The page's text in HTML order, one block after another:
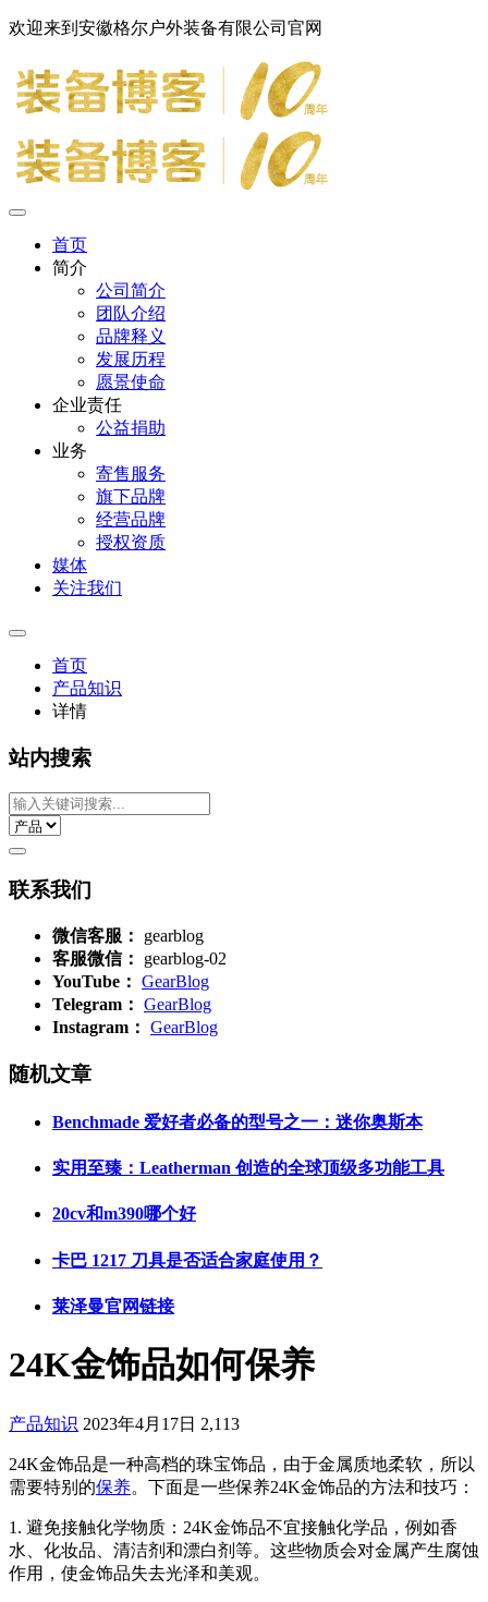
欢迎来到安徽格尔户外装备有限公司官网
首页
简介
公司简介
团队介绍
品牌释义
发展历程
愿景使命
企业责任
公益捐助
业务
寄售服务
旗下品牌
经营品牌
授权资质
媒体
关注我们
首页
产品知识
详情
站内搜索
联系我们
微信客服：
gearblog
客服微信：
gearblog-02
YouTube： GearBlog
Telegram： GearBlog
Instagram： GearBlog
随机文章
Benchmade 爱好者必备的型号之一：迷你奥斯本
实用至臻：Leatherman 创造的全球顶级多功能工具
20cv和m390哪个好
卡巴 1217 刀具是否适合家庭使用？
莱泽曼官网链接
24K金饰品如何保养
产品知识 2023年4月17日 2,113
24K金饰品是一种高档的珠宝饰品，由于金属质地柔软，所以
需要特别的保养。下面是一些保养24K金饰品的方法和技巧：
1. 避免接触化学物质：24K金饰品不宜接触化学品，例如香
水、化妆品、清洁剂和漂白剂等。这些物质会对金属产生腐蚀
作用，使金饰品失去光泽和美观。